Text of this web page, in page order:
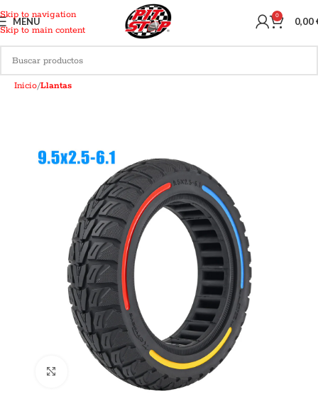
Skip to navigation
Skip to main content
MENU 0 0,00
Inicio Llantas